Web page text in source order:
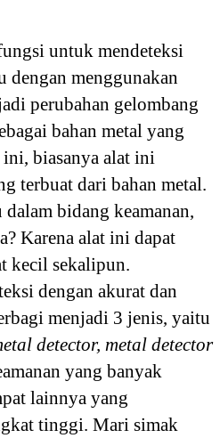
untuk mendeteksi
dengan menggunakan
perubahan gelombang
bahan metal yang
biasanya alat ini
terbuat dari bahan metal.
bidang keamanan,
Karena alat ini dapat
kecil sekalipun.
dengan akurat dan
menjadi 3 jenis, yaitu
detector, metal detector
yang banyak
lainnya yang
tinggi. Mari simak